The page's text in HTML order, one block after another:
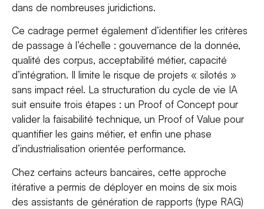
dans de nombreuses juridictions.
Ce cadrage permet également d’identifier les critères
de passage à l’échelle : gouvernance de la donnée,
qualité des corpus, acceptabilité métier, capacité
d’intégration. Il limite le risque de projets « silotés »
sans impact réel. La structuration du cycle de vie IA
suit ensuite trois étapes : un Proof of Concept pour
valider la faisabilité technique, un Proof of Value pour
quantifier les gains métier, et enfin une phase
d’industrialisation orientée performance.
Chez certains acteurs bancaires, cette approche
itérative a permis de déployer en moins de six mois
des assistants de génération de rapports (type RAG)